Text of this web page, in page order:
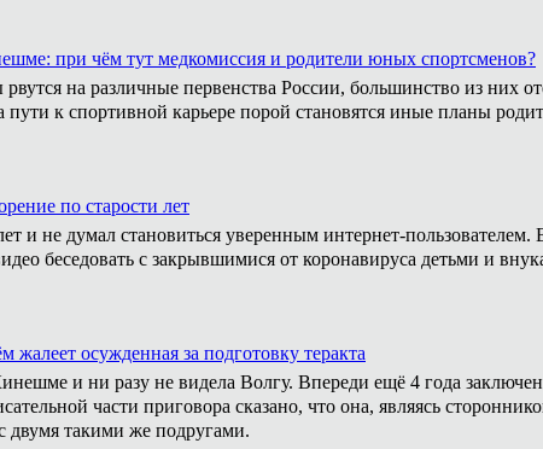
при чём тут медкомиссия и родители юных спортсменов?
на различные первенства России, большинство из них
к спортивной карьере порой становятся иные планы
по старости лет
и не думал становиться уверенным интернет-
беседовать с закрывшимися от коронавируса детьми и
осужденная за подготовку теракта
и ни разу не видела Волгу. Впереди ещё 4 года
части приговора сказано, что она, являясь
двумя такими же подругами.